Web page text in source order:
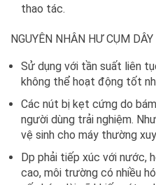
thao tác.
NGUYÊN NHÂN HƯ CỤM
Sử dụng với tần suất liên
không thể hoạt động tốt
Các nút bị kẹt cứng do
người dùng trải nghiệm.
vệ sinh cho máy thường
Dp phải tiếp xúc với nước,
cao, môi trường có nhiều